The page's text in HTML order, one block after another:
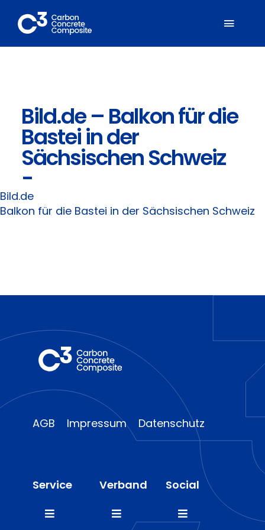
Inhalt
springen
Mitglieder
Fachbereiche
Suche
Bild.de – Balkon für die
Bastei in der
Sächsischen Schweiz
-
Bild.de
Balkon für die Bastei in der Sächsischen Schweiz
AGB Impressum Datenschutz
Service
Toggle
Verband
Toggle
Social
Toggle